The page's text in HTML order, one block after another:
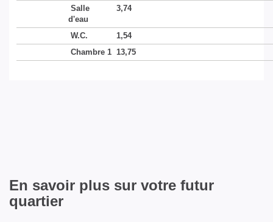
Salle
d'eau
3,74
W.C.
1,54
Chambre 1 13,75
En savoir plus sur votre futur
quartier